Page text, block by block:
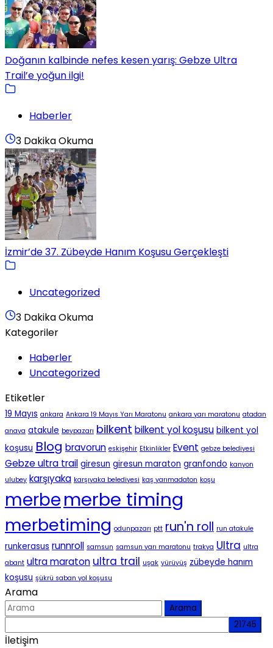
Doğanın kalbinde nefes kesen yarış: Gebze Ultra
Trail’e yoğun ilgi!
Haberler
3 Dakika Okuma
İzmir’de 37. Zübeyde Hanım Koşusu Gerçekleşti
Uncategorized
3 Dakika Okuma
Kategoriler
Haberler
Uncategorized
Etiketler
19 Mayıs ankara Ankara 19 Mayıs Yarı Maratonu ankara yarı maratonu atadan
anaya atakule beypazarı bilkent bilkent yol koşusu bilkent yol
koşusu Blog bravorun eskişehir Etkinlikler Event gebze belediyesi
Gebze ultra trail giresun giresun maraton granfondo kanyon
ulubey karşıyaka karşıyaka belediyesi kaş yarımadaton koşu
merbemerbe timing
merbetiming odunpazarı ptt run'n roll run atakule
runkerasus runnroll samsun samsun yarı maratonu trakya Ultra ultra
abant ultra maraton ultra trail uşak yürüyüş zübeyde hanım
koşusu şükrü saban yol koşusu
Arama
Arama
İletişim